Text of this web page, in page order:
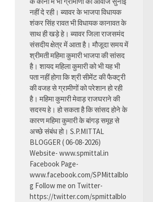
नहीं दे रही। ब्यावर के भाजपा विधायक
शंकर सिंह रावत भी विधायक कानावत के
साथ ही खड़े हे। ब्यावर जिला राजसमंद
संसदीय क्षेत्र में आता है। मौजूदा समय में
श्रीमती महिमा कुमारी भाजपा की सांसद
है। शायद महिला कुमारी को भी यह भी
पता नहीं होगा कि श्री सीमेंट की फैक्ट्री
की वजह से ग्रामीणों को परेशान हो रही
है। महिमा कुमारी मेवाड़ राजघराने की
सदस्य हे। हो सकता है कि सांसद होने के
कारण महिमा कुमारी के बांगड़ समूह से
अच्छे संबंध हो। S.P.MITTAL
BLOGGER ( 06-08-2026)
Website- www.spmittal.in
Facebook Page-
www.facebook.com/SPMittalblo
g Follow me on Twitter-
https://twitter.com/spmittalblo